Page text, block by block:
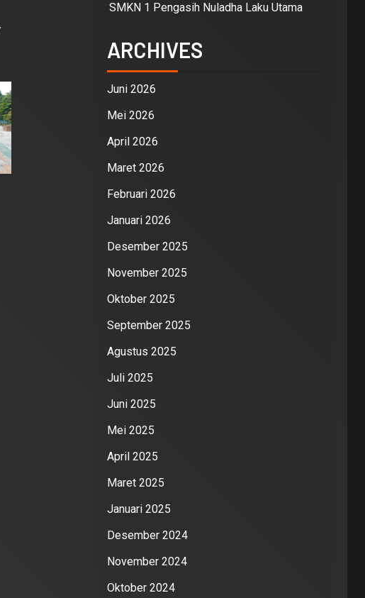
SMKN 1 Pengasih Nuladha Laku Utama
ARCHIVES
Juni 2026
Mei 2026
April 2026
Maret 2026
Februari 2026
Januari 2026
Desember 2025
November 2025
Oktober 2025
September 2025
Agustus 2025
Juli 2025
Juni 2025
Mei 2025
April 2025
Maret 2025
Januari 2025
Desember 2024
November 2024
Oktober 2024